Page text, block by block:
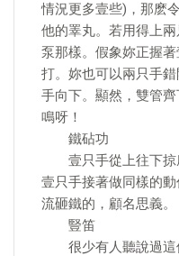
情況更多壹些)，那麽
他的睪丸。若用得上
泵那樣。假象妳正握
打。妳也可以兩只手
手向下。顯然，雙管
鳴呀！
鐵砧功
壹只手從上往下掠
壹只手接著做同樣的
流砸鐵的，顧名思義。
豎笛
很少有人聽說過這